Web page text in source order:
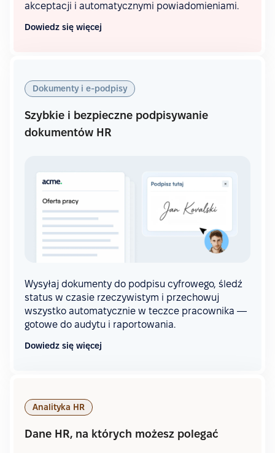
akceptacji i automatycznymi powiadomieniami.
Dowiedz się więcej
Dokumenty i e-podpisy
Szybkie i bezpieczne podpisywanie
dokumentów HR
Wysyłaj dokumenty do podpisu cyfrowego, śledź
status w czasie rzeczywistym i przechowuj
wszystko automatycznie w teczce pracownika —
gotowe do audytu i raportowania.
Dowiedz się więcej
Analityka HR
Dane HR, na których możesz polegać